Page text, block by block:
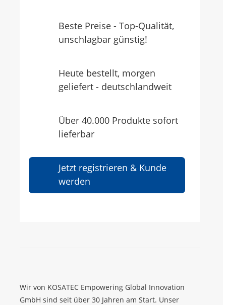
Beste Preise - Top-Qualität,
unschlagbar günstig!
Heute bestellt, morgen
geliefert - deutschlandweit
Über 40.000 Produkte sofort
lieferbar
Jetzt registrieren & Kunde
werden
Wir von KOSATEC Empowering Global Innovation
GmbH sind seit über 30 Jahren am Start. Unser